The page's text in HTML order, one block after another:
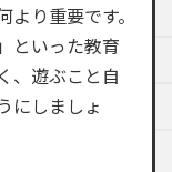
り重要です。
といった教育
、遊ぶこと自
にしましょ